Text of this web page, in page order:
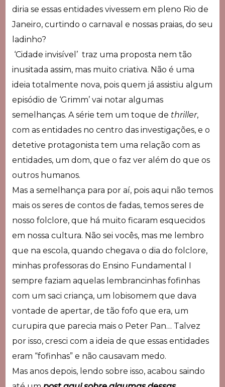
diria se essas entidades vivessem em pleno Rio de
Janeiro, curtindo o carnaval e nossas praias, do seu
ladinho?
‘Cidade invisível’ traz uma proposta nem tão
inusitada assim, mas muito criativa. Não é uma
ideia totalmente nova, pois quem já assistiu algum
episódio de ‘Grimm’ vai notar algumas
semelhanças. A série tem um toque de thriller,
com as entidades no centro das investigações, e o
detetive protagonista tem uma relação com as
entidades, um dom, que o faz ver além do que os
outros humanos.
Mas a semelhança para por aí, pois aqui não temos
mais os seres de contos de fadas, temos seres de
nosso folclore, que há muito ficaram esquecidos
em nossa cultura. Não sei vocês, mas me lembro
que na escola, quando chegava o dia do folclore,
minhas professoras do Ensino Fundamental I
sempre faziam aquelas lembrancinhas fofinhas
com um saci criança, um lobisomem que dava
vontade de apertar, de tão fofo que era, um
curupira que parecia mais o Peter Pan… Talvez
por isso, cresci com a ideia de que essas entidades
eram “fofinhas” e não causavam medo.
Mas anos depois, lendo sobre isso, acabou saindo